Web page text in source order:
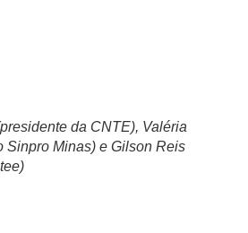
da CNTE), Valéria
Sinpro Minas) e Gilson Reis